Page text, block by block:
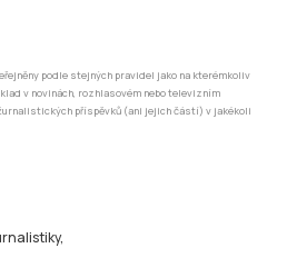
podle stejných pravidel jako na kterémkoliv
v novinách, rozhlasovém nebo televizním
příspěvků (ani jejich částí) v jakékoli